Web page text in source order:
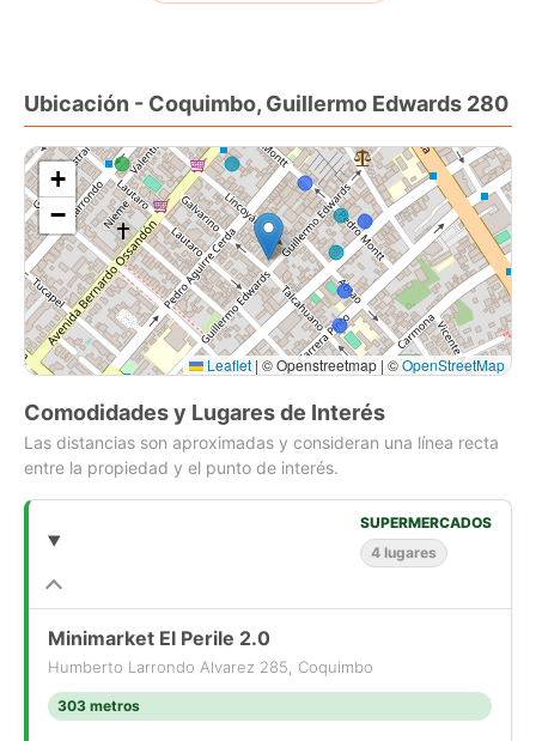
Estacionamiento techado
Frente de 13.5 m y fondo de 17.20 m
Ubicación - Coquimbo, Guillermo Edwards 280
+
−
Leaflet | © Openstreetmap | ©OpenStreetMap
Comodidades y Lugares de Interés
Las distancias son aproximadas y consideran una línea recta
entre la propiedad y el punto de interés.
SUPERMERCADOS
4 lugares
Minimarket El Perile 2.0
Humberto Larrondo Alvarez 285, Coquimbo
303 metros